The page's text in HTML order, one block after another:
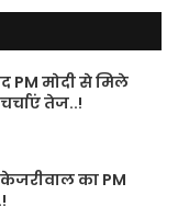
PM मोदी से मिले
तेज..!
केजरीवाल का PM